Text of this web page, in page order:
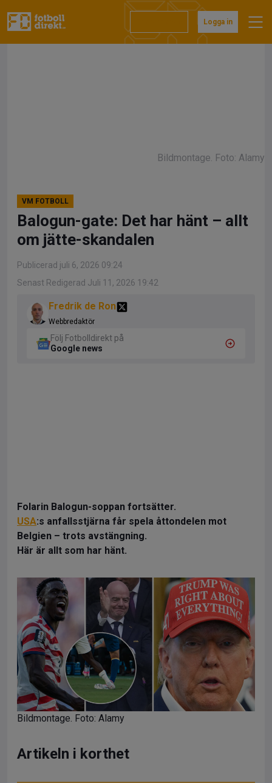
till
Logga in
Bildmontage. Foto: Alamy
VM FOTBOLL
Balogun-gate: Det har hänt – allt
om jätte-skandalen
Publicerad juli 6, 2026 09:24
Senast Redigerad Juli 11, 2026 19:42
Fredrik de Ron
Webbredaktör
Följ Fotbolldirekt på
Google news
Folarin Balogun-soppan fortsätter.
USA:s anfallsstjärna får spela åttondelen mot
Belgien – trots avstängning.
Här är allt som har hänt.
Bildmontage. Foto: Alamy
Artikeln i korthet